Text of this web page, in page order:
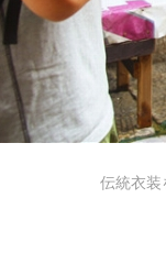
伝統衣